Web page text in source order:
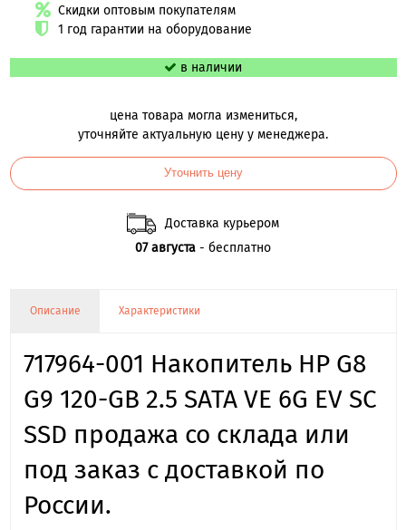
Скидки оптовым покупателям
1 год гарантии на оборудование
в наличии
цена товара могла измениться,
уточняйте актуальную цену у менеджера.
Уточнить цену
Доставка курьером
07 августа - бесплатно
Описание Характеристики
717964-001 Накопитель HP G8
G9 120-GB 2.5 SATA VE 6G EV SC
SSD продажа со склада или
под заказ с доставкой по
России.